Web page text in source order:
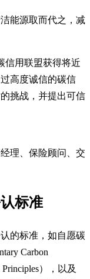
能源取而代之，减
信用联盟获得将近
高度诚信的碳信
挑战，并提出可信
理、保险顾问、交
认标准
的标准，如自愿碳
Carbon
），以及